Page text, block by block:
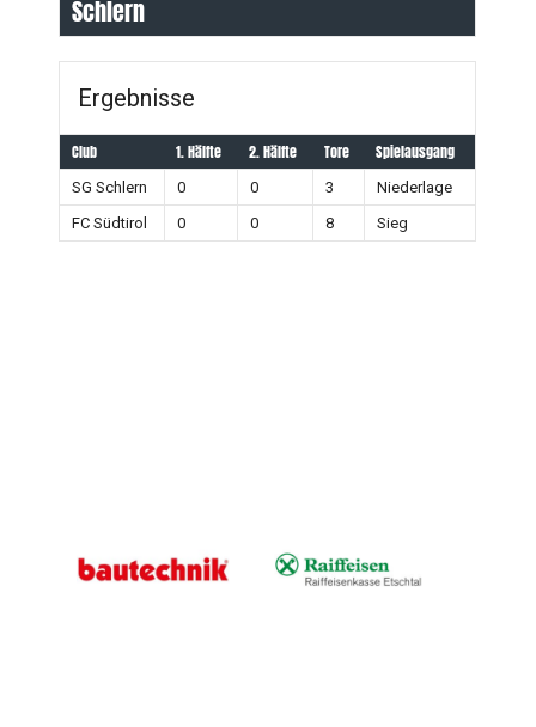
Schlern
Ergebnisse
Club 1. Hälfte 2. Hälfte Tore Spielausgang
SG Schlern 0 0 3
Niederlage
FC Südtirol
0 0 8 Sieg